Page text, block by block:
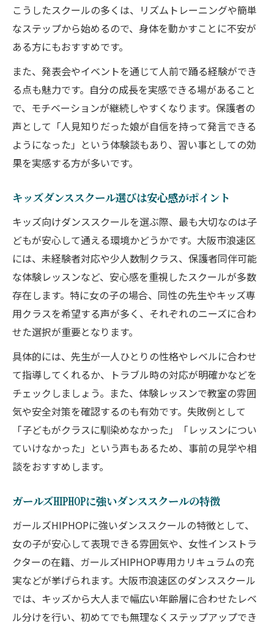
ト
ダンススクールの雰囲気を体験レッスンで
確認
子ども向けダンススクールを比較してみよう
大阪市のキッズダンススクールを徹底比較
ガールズHIPHOPに強い教室の選び方
ダンススクールの料金やカリキュラムの違
い
初心者対応の充実したダンススクールとは
体験レッスン付きダンススクールの比較方
実績豊富な先生と学ぶHIPHOPレッスンのコツ
ダンススクールの先生選びで見るべき実績
HIPHOP上達のための先生からのアドバイ
ス
ガールズHIPHOP指導に強い先生の特徴
初心者も安心できる先生のサポート術
キッズダンススクールで学べるレッスン内
容
体験レッスンで見極める教室の雰囲気と安心感
ダンススクールの雰囲気を体験で感じるコ
ツ
体験レッスンで先生の指導力を見極めよう
HIPHOP初心者が安心できる教室の特徴
女の子が長く通えるダンススクールの条件
ール
こうしたスクールの多くは、リズムトレーニングや簡単
なステップから始めるので、身体を動かすことに不安が
ある方にもおすすめです。
また、発表会やイベントを通じて人前で踊る経験ができ
る点も魅力です。自分の成長を実感できる場があること
で、モチベーションが継続しやすくなります。保護者の
声として「人見知りだった娘が自信を持って発言できる
ようになった」という体験談もあり、習い事としての効
果を実感する方が多いです。
キッズダンススクール選びは安心感がポイント
キッズ向けダンススクールを選ぶ際、最も大切なのは子
どもが安心して通える環境かどうかです。大阪市浪速区
には、未経験者対応や少人数制クラス、保護者同伴可能
な体験レッスンなど、安心感を重視したスクールが多数
存在します。特に女の子の場合、同性の先生やキッズ専
用クラスを希望する声が多く、それぞれのニーズに合わ
せた選択が重要となります。
具体的には、先生が一人ひとりの性格やレベルに合わせ
て指導してくれるか、トラブル時の対応が明確かなどを
チェックしましょう。また、体験レッスンで教室の雰囲
気や安全対策を確認するのも有効です。失敗例として
「子どもがクラスに馴染めなかった」「レッスンについ
ていけなかった」という声もあるため、事前の見学や相
談をおすすめします。
ガールズHIPHOPに強いダンススクールの特徴
ガールズHIPHOPに強いダンススクールの特徴として、
女の子が安心して表現できる雰囲気や、女性インストラ
クターの在籍、ガールズHIPHOP専用カリキュラムの充
実などが挙げられます。大阪市浪速区のダンススクール
では、キッズから大人まで幅広い年齢層に合わせたレベ
ル分けを行い、初めてでも無理なくステップアップでき